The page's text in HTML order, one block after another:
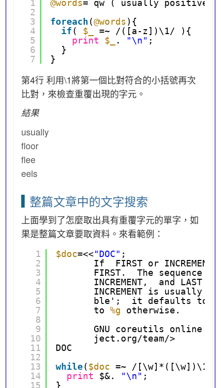
1
2
3
4
5
6
7
@words= qw ( usually positive
foreach(@words ){
if( $_
=~ /([a-z])\1/ ){
print
$_ . "\n" ;
}
}
第4行 利用\1將第一個比對符合的小括號再次
比對，來檢查重覆出現的字元。
結果
usually
floor
flee
eels
整篇文章中的文字搜索
上面學到了怎麼取出具有重覆字元的單字，如
果是整篇文章要取資料。來看範例：
1
2
3
4
5
6
7
8
9
10
11
12
13
14
15
$doc=<<"DOC" ;
If  FIRST or
FIRST.  The sequence
INCREMENT,  and
INCREMENT is usually
ble';  it defaults to
to %g
otherwise.
GNU coreutils online
ject.org/team/>
DOC
while($doc =~ /
print
$&. "\n" ;
}